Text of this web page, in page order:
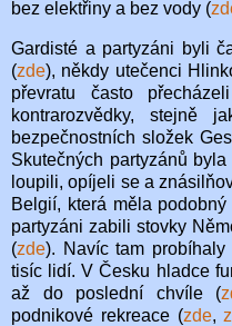
bez elektřiny a bez vody (
Gardisté a partyzáni byli
(zde), někdy utečenci
převratu často
kontrarozvědky, stejně
bezpečnostních složek
Skutečných partyzánů
loupili, opíjeli se a
Belgií, která měla
partyzáni zabili stovky
(zde). Navíc tam
tisíc lidí. V Česku hladce
až do poslední chvíle (
podnikové rekreace (zde,